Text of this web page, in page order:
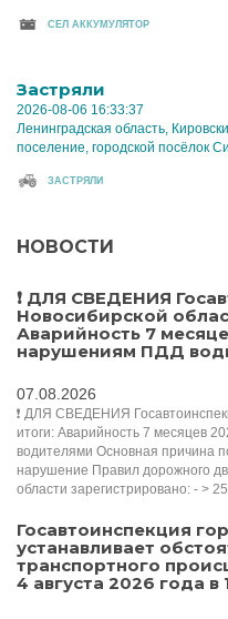
CЕЛ АККУМУЛЯТОР
Застряли
2026-08-06 16:33:37
Ленинградская область,
поселение, городской посёлок
ЗАСТРЯЛИ
НОВОСТИ
❗️ ДЛЯ СВЕДЕНИЯ
Новосибирской
Аварийность 7
нарушениям ПДД
07.08.2026
❗️ ДЛЯ СВЕДЕНИЯ
итоги: Аварийность 7 месяцев
водителями Основная причина
нарушение Правил дорожного
области зарегистрировано: - >
Госавтоинспекция
устанавливает
транспортного
4 августа 2026 года